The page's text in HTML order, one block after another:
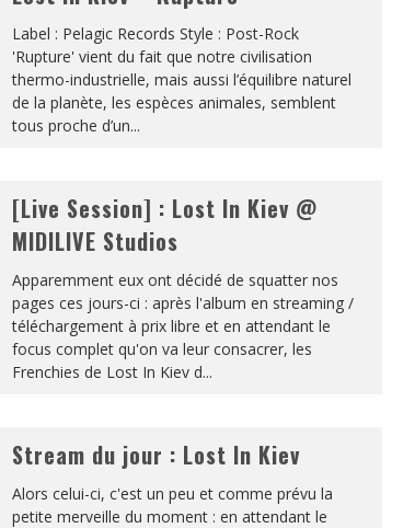
Label : Pelagic Records Style : Post-Rock
'Rupture' vient du fait que notre civilisation
thermo-industrielle, mais aussi l’équilibre naturel
de la planète, les espèces animales, semblent
tous proche d’un...
[Live Session] : Lost In Kiev @
MIDILIVE Studios
Apparemment eux ont décidé de squatter nos
pages ces jours-ci : après l'album en streaming /
téléchargement à prix libre et en attendant le
focus complet qu'on va leur consacrer, les
Frenchies de Lost In Kiev d...
Stream du jour : Lost In Kiev
Alors celui-ci, c'est un peu et comme prévu la
petite merveille du moment : en attendant le